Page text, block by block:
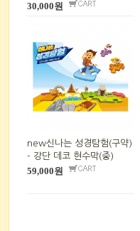
30,000원
new신나는 성경탐험(구약)
- 강단 데코 현수막(중)
59,000원